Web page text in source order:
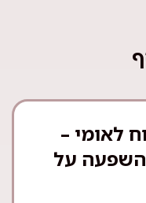
לאומי –
על